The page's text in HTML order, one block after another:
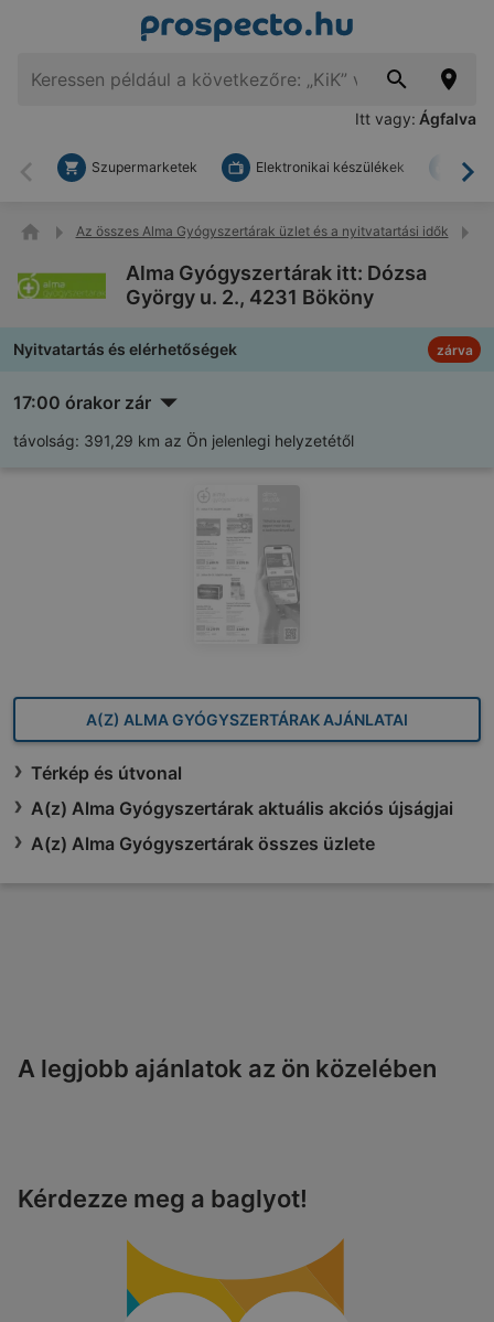
Itt vagy: Ágfalva
Vissza
Szupermarketek Elektronikai készülékek
Az összes Alma Gyógyszertárak üzlet és a nyitvatartási idők
Alma Gyógyszertárak itt: Dózsa
György u. 2., 4231 Bököny
Nyitvatartás és elérhetőségek zárva
17:00 órakor zár
távolság: 391,29 km az Ön jelenlegi helyzetétől
A(Z) ALMA GYÓGYSZERTÁRAK AJÁNLATAI
Térkép és útvonal
A(z) Alma Gyógyszertárak aktuális akciós újságjai
A(z) Alma Gyógyszertárak összes üzlete
A legjobb ajánlatok az ön közelében
Kérdezze meg a baglyot!